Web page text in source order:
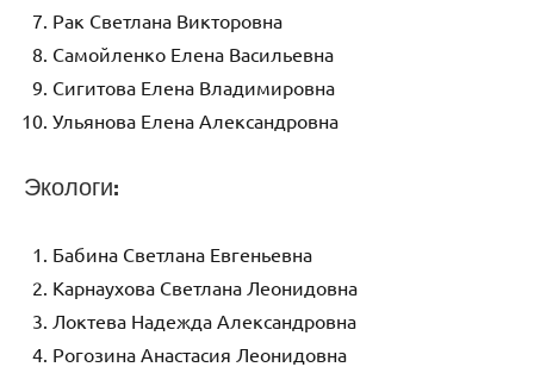
Рак Светлана Викторовна
Самойленко Елена Васильевна
Сигитова Елена Владимировна
Ульянова Елена Александровна
Экологи:
Бабина Светлана Евгеньевна
Карнаухова Светлана Леонидовна
Локтева Надежда Александровна
Рогозина Анастасия Леонидовна